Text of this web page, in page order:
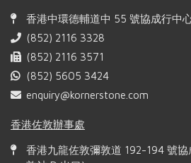
香港中環德輔道中 55 號協成行中
(852) 2116 3328
(852) 2116 3571
(852) 5605 3424
enquiry@kornerstone.com
香港佐敦辦事處
香港九龍佐敦彌敦道 192-194 號